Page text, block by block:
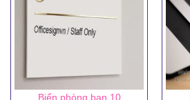
Biển phòng ban 10